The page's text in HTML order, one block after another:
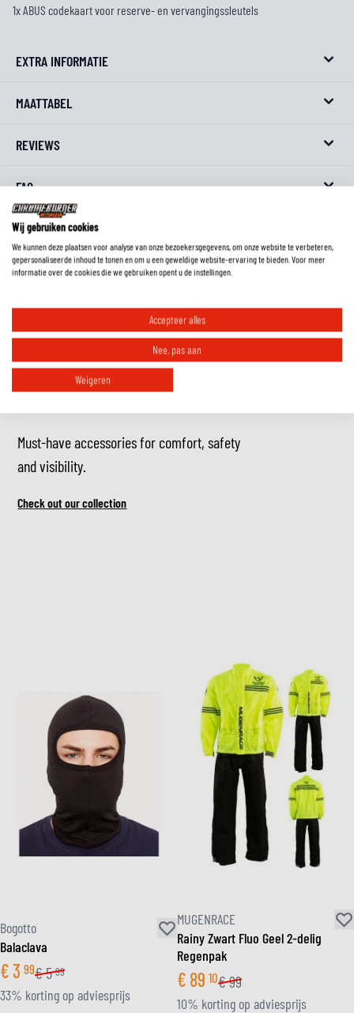
1x ABUS codekaart voor reserve- en vervangingssleutels
EXTRA INFORMATIE
MAATTABEL
REVIEWS
FAQ
RIDE ESSENTIALS
Must-have accessories for comfort, safety
and visibility.
Check out our collection
Bogotto
Balaclava
€3 99€5 99
33% korting op adviesprijs
MUGENRACE
Rainy Zwart Fluo Geel 2-delig
Regenpak
€ 89 10€99
10% korting op adviesprijs
Wij gebruiken cookies
We kunnen deze plaatsen voor analyse van onze bezoekersgegevens, om onze website te verbeteren,
gepersonaliseerde inhoud te tonen en om u een geweldige website-ervaring te bieden. Voor meer
informatie over de cookies die we gebruiken opent u de instellingen.
Accepteer alles
Nee, pas aan
Weigeren